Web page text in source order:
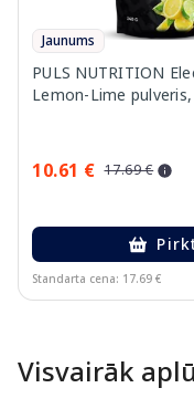
Jaunums
PULS NUTRITION
Lemon-Lime
10.61 € 17.69 €
Standarta cena: 17.69 €
Visvairāk